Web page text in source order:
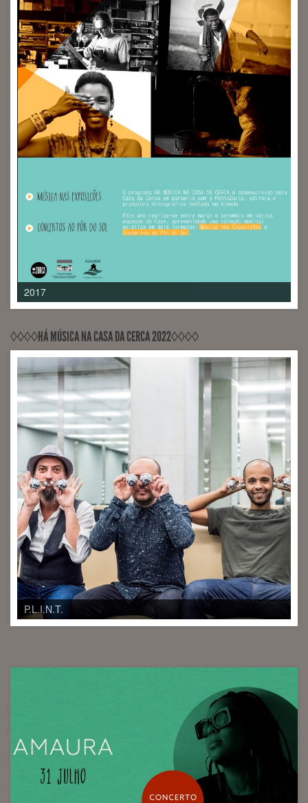
2017
◊◊◊◊HÁ MÚSICA NA CASA DA CERCA 2022◊◊◊◊
P.L.I.N.T.